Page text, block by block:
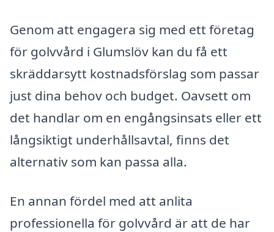
Genom att engagera sig med ett företag
för golvvård i Glumslöv kan du få ett
skräddarsytt kostnadsförslag som passar
just dina behov och budget. Oavsett om
det handlar om en engångsinsats eller ett
långsiktigt underhållsavtal, finns det
alternativ som kan passa alla.
En annan fördel med att anlita
professionella för golvvård är att de har